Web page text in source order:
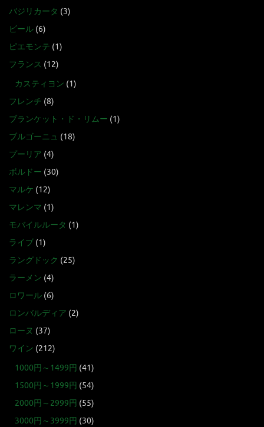
バジリカータ (3)
ビール (6)
ピエモンテ (1)
フランス (12)
カスティヨン (1)
フレンチ (8)
ブランケット・ド・リムー (1)
ブルゴーニュ (18)
プーリア (4)
ボルドー (30)
マルケ (12)
マレンマ (1)
モバイルルータ (1)
ライブ (1)
ラングドック (25)
ラーメン (4)
ロワール (6)
ロンバルディア (2)
ローヌ (37)
ワイン (212)
1000円～1499円 (41)
1500円～1999円 (54)
2000円～2999円 (55)
3000円～3999円 (30)